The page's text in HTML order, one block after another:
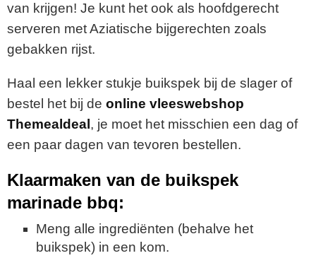
van krijgen! Je kunt het ook als hoofdgerecht
serveren met Aziatische bijgerechten zoals
gebakken rijst.
Haal een lekker stukje buikspek bij de slager of
bestel het bij de online vleeswebshop
Themealdeal , je moet het misschien een dag of
een paar dagen van tevoren bestellen.
Klaarmaken van de buikspek
marinade bbq:
Meng alle ingrediënten (behalve het
buikspek) in een kom.